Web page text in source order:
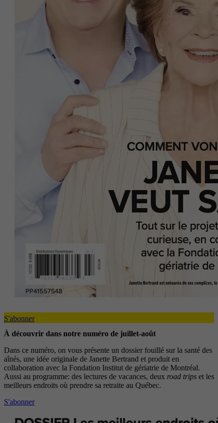
S'abonner
À découvrir dans notre numéro de juillet-août
Dans ce numéro, on vous présente un dossier fouillé sur la santé des
aînés, une idée originale de Janette Bertrand et produit en
collaboration avec la Fondation Institut de gériatrie de Montréal.
Aussi au programme: des lectures de vacances, deux road trips et les
meilleurs endroits où prendre sa retraite au Québec.
S'abonner